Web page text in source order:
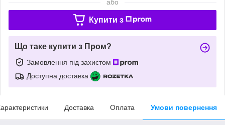
або
Купити з
Що таке купити з Пром?
Замовлення під захистом
Доступна доставка
Доставка Оплата Умови повернення